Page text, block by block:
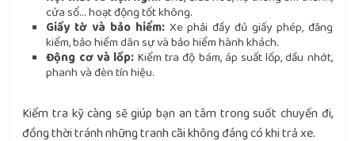
cửa sổ… hoạt động tốt không.
Giấy tờ và bảo hiểm:Xe phải đầy đủ giấy phép, đăng
kiểm, bảo hiểm dân sự và bảo hiểm hành khách.
Động cơ và lốp:Kiểm tra độ bám, áp suất lốp, dầu nhớt,
phanh và đèn tín hiệu.
Kiểm tra kỹ càng sẽ giúp bạn an tâm trong suốt chuyến đi,
đồng thời tránh những tranh cãi không đáng có khi trả xe.